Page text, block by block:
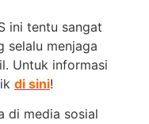
ini tentu sangat
selalu menjaga
Untuk informasi
di sini!
di media sosial